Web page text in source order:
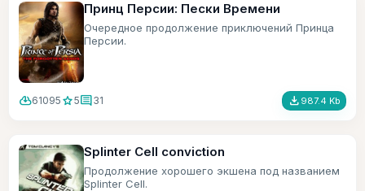
Принц Персии: Пески Времени
Очередное продолжение приключений Принца
Персии.
cloud_download61095 star5comment31 file_download 987.4 Kb
Splinter Cell conviction
Продолжение хорошего экшена под названием
Splinter Cell.